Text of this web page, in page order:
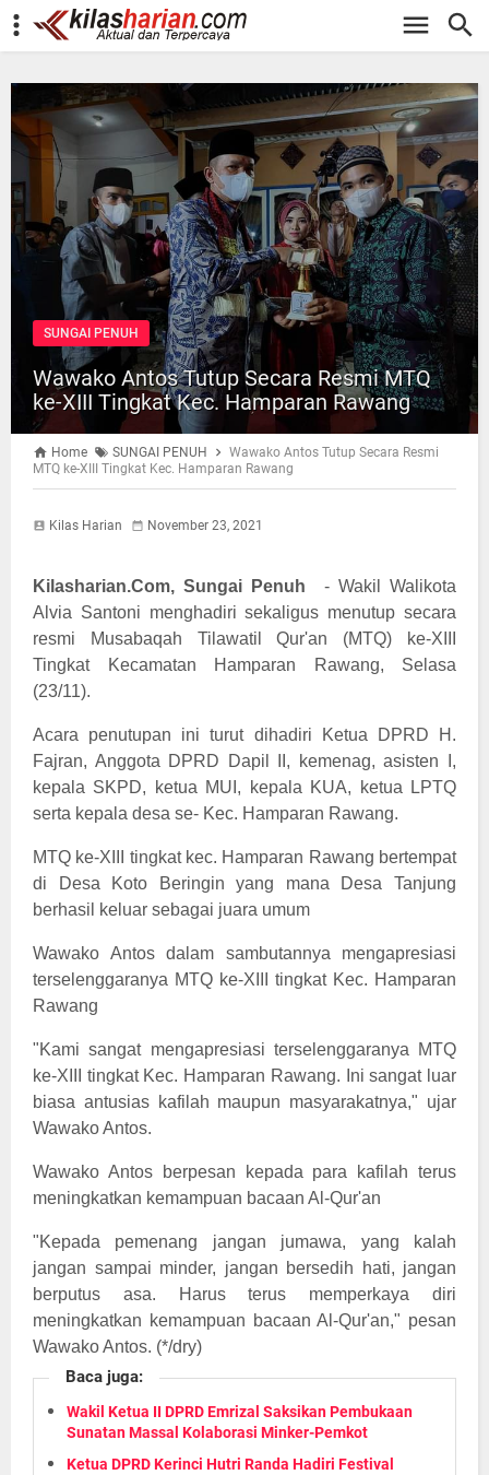
-->
SUNGAI PENUH
Wawako Antos Tutup Secara Resmi MTQ
ke-XIII Tingkat Kec. Hamparan Rawang
Home SUNGAI PENUH
Wawako Antos Tutup Secara Resmi
MTQ ke-XIII Tingkat Kec. Hamparan Rawang
Kilas Harian November 23, 2021
Kilasharian.Com, Sungai Penuh
- Wakil Walikota
Alvia Santoni menghadiri sekaligus menutup secara
resmi Musabaqah Tilawatil Qur'an (MTQ) ke-XIII
Tingkat Kecamatan Hamparan Rawang, Selasa
(23/11).
Acara penutupan ini turut dihadiri Ketua DPRD H.
Fajran, Anggota DPRD Dapil II, kemenag, asisten I,
kepala SKPD, ketua MUI, kepala KUA, ketua LPTQ
serta kepala desa se- Kec. Hamparan Rawang.
MTQ ke-XIII tingkat kec. Hamparan Rawang bertempat
di Desa Koto Beringin yang mana Desa Tanjung
berhasil keluar sebagai juara umum
Wawako Antos dalam sambutannya mengapresiasi
terselenggaranya MTQ ke-XIII tingkat Kec. Hamparan
Rawang
"Kami sangat mengapresiasi terselenggaranya MTQ
ke-XIII tingkat Kec. Hamparan Rawang. Ini sangat luar
biasa antusias kafilah maupun masyarakatnya," ujar
Wawako Antos.
Wawako Antos berpesan kepada para kafilah terus
meningkatkan kemampuan bacaan Al-Qur'an
"Kepada pemenang jangan jumawa, yang kalah
jangan sampai minder, jangan bersedih hati, jangan
berputus asa. Harus terus memperkaya diri
meningkatkan kemampuan bacaan Al-Qur'an," pesan
Wawako Antos. (*/dry)
Baca juga:
Wakil Ketua II DPRD Emrizal Saksikan Pembukaan
Sunatan Massal Kolaborasi Minker-Pemkot
Ketua DPRD Kerinci Hutri Randa Hadiri Festival